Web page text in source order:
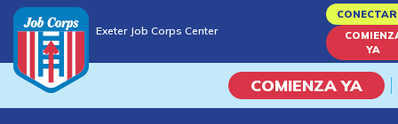
to
content
Exeter Job Corps Center
YA
COMIENZA YA